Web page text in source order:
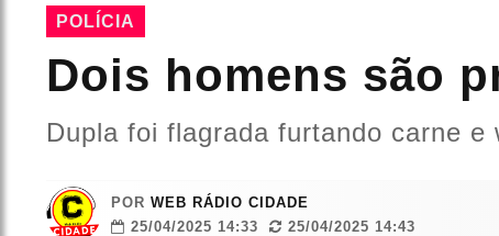
POLÍCIA
Dois homens são
Dupla foi flagrada furtando carne
POR WEB RÁDIO CIDADE
25/04/2025 14:33
25/04/2025 14:43